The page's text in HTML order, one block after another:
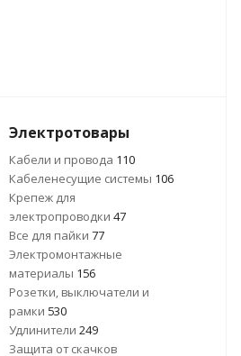
Электротовары
Кабели и провода 110
Кабеленесущие системы 106
Крепеж для
электропроводки 47
Все для пайки 77
Электромонтажные
материалы 156
Розетки, выключатели и
рамки 530
Удлинители 249
Защита от скачков